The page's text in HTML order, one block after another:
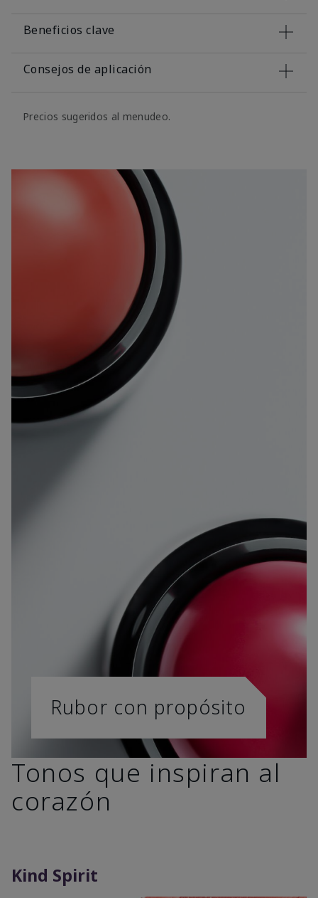
Beneficios clave
Consejos de aplicación
Precios sugeridos al menudeo.
Rubor con propósito
Tonos que inspiran al
corazón
Kind Spirit